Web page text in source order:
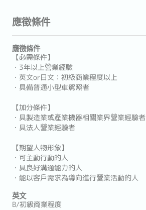
應徵條件
應徵條件
【必需條件】
・3年以上營業經驗
・英文or日文：初級商業程度以上
・具備普通小型車駕照者
【加分條件】
・具製造業或產業機器相關業界營業經驗者
・具法人營業經驗者
【期望人物形象】
・可主動行動的人
・具良好溝通能力的人
・能以客戶需求為導向進行營業活動的人
英文
B/初級商業程度